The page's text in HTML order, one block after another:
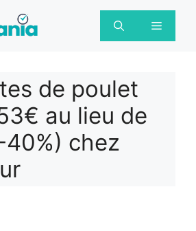
Menu
de poulet
au lieu de
chez